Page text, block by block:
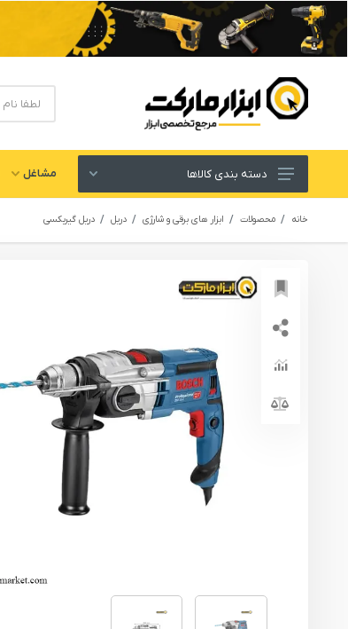
ابزار های برقی و شارژی
لوازم جانبی ابزار
ابزار های دستی و عمومی
ابزار های بادی یا پنوماتیک
ابزار دقیق و اندازه گیری
یراق آلات
قطعات یدکی ابزارآلات
دسته بندی کالاها مشاغل
خانه محصولات ابزار های برقی و شارژی دریل دریل گیربکسی